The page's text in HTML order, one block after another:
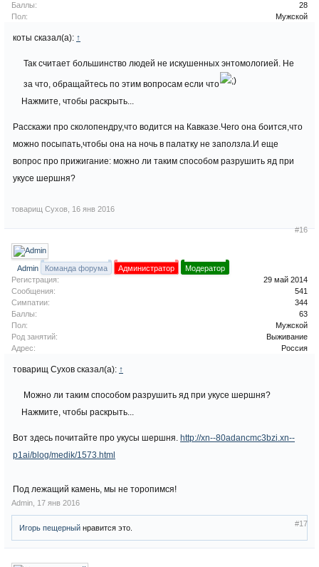
Баллы:
28
Пол:
Мужской
коты сказал(а): ↑
Так считает большинство людей не искушенных энтомологией. Не
за что, обращайтесь по этим вопросам если что
Нажмите, чтобы раскрыть...
Расскажи про сколопендру,что водится на Кавказе.Чего она боится,что
можно посыпать,чтобы она на ночь в палатку не заползла.И еще
вопрос про прижигание: можно ли таким способом разрушить яд при
укусе шершня?
товарищ Сухов 16 янв 2016
#16
Admin Команда форума Администратор
Модератор
Регистрация:
29 май 2014
Сообщения:
541
Симпатии:
344
Баллы:
63
Пол:
Мужской
Род занятий:
Выживание
Адрес:
Россия
товарищ Сухов сказал(а): ↑
Можно ли таким способом разрушить яд при укусе шершня?
Нажмите, чтобы раскрыть...
Вот здесь почитайте про укусы шершня. http://xn--80adancmc3bzi.xn--
p1ai/blog/medik/1573.html
Под лежащий камень, мы не торопимся!
Admin 17 янв 2016
#17
Игорь пещерный нравится это.